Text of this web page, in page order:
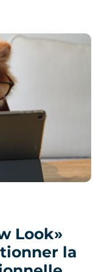
Look»
la